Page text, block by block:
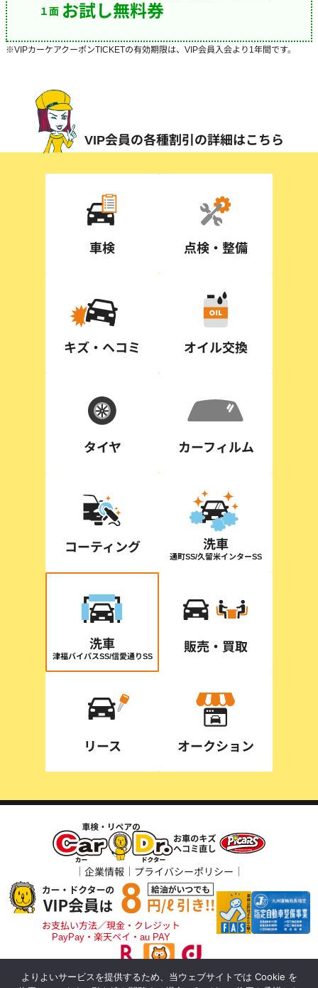
VIPカーケアクーポンTICKETの有効期限は、VIP会員入会より1年間です。
１面 お試し無料券
VIP会員の各種割引の詳細はこちら
車検 点検・整備
キズ・ヘコミ オイル交換
タイヤ カーフィルム
コーティング 洗車
通町SS/久留米インターSS
洗車
津福バイパスSS/信愛通りSS
販売・買取
リース オークション
企業情報 プライバシーポリシー
お支払い方法／現金・クレジット
PayPay・楽天ペイ・au PAY
アポロステーションをご利用の方
よりよいサービスを提供するため、当ウェブサイトでは Cookie を